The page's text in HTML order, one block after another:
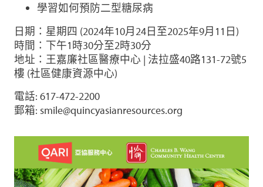
學習如何預防二型糖尿病
日期：星期四 (2024年10月24日至2025年9月11日)
時間：下午1時30分至2時30分
地址：王嘉廉社區醫療中心 | 法拉盛40路131-72號5
樓 (社區健康資源中心)
電話: 617-472-2200
郵箱: smile@quincyasianresources.org